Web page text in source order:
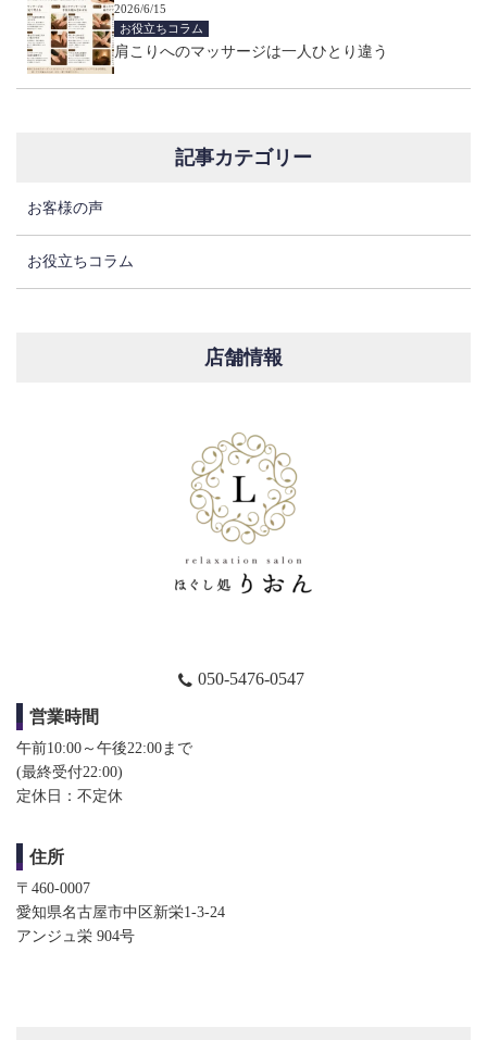
2026/6/15
お役立ちコラム
肩こりへのマッサージは一人ひとり違う
記事カテゴリー
お客様の声
お役立ちコラム
店舗情報
050-5476-0547
営業時間
午前10:00～午後22:00まで
(最終受付22:00)​​
定休日：不定休
住所
〒460-0007
愛知県名古屋市中区新栄1-3-24
アンジュ栄 904号